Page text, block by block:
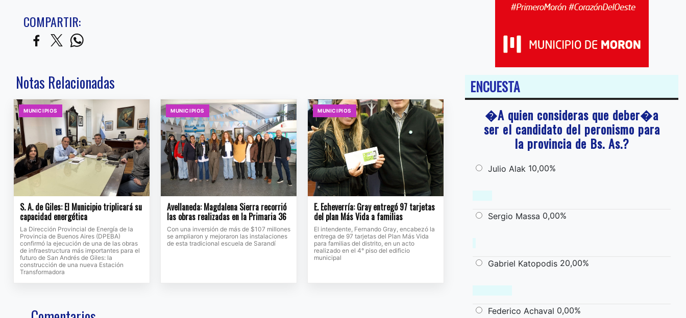
COMPARTIR:
Notas Relacionadas
MUNICIPIOS
S. A. de Giles: El Municipio triplicará su
capacidad energética
La Dirección Provincial de Energía de la
Provincia de Buenos Aires (DPEBA)
confirmó la ejecución de una de las obras
de infraestructura más importantes para el
futuro de San Andrés de Giles: la
construcción de una nueva Estación
Transformadora
MUNICIPIOS
Avellaneda: Magdalena Sierra recorrió
las obras realizadas en la Primaria 36
Con una inversión de más de $107 millones
se ampliaron y mejoraron las instalaciones
de esta tradicional escuela de Sarandí
MUNICIPIOS
E. Echeverría: Gray entregó 97 tarjetas
del plan Más Vida a familias
El intendente, Fernando Gray, encabezó la
entrega de 97 tarjetas del Plan Más Vida
para familias del distrito, en un acto
realizado en el 4° piso del edificio
municipal
ENCUESTA
�A quien consideras que deber�a
ser el candidato del peronismo para
la provincia de Bs. As.?
Julio Alak 10,00%
Sergio Massa 0,00%
Gabriel Katopodis 20,00%
Federico Achaval 0,00%